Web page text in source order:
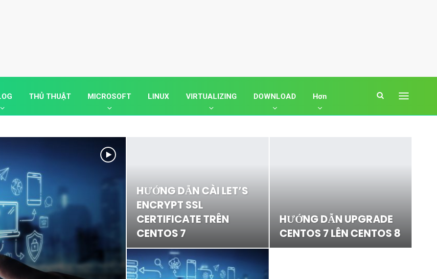
THỦ THUẬT MICROSOFT LINUX VIRTUALIZING DOWNLOAD Hơn
HƯỚNG DẪN CÀI LET’S
ENCRYPT SSL
CERTIFICATE TRÊN
CENTOS 7
HƯỚNG DẪN UPGRADE
CENTOS 7 LÊN CENTOS 8